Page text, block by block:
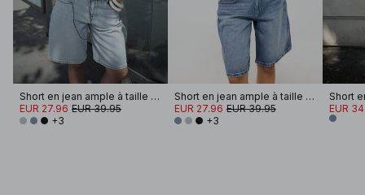
Short en jean ample à taille mi-haute
EUR 27.96 EUR 39.95
+3
Short en jean ample à taille mi-haute
EUR 27.96 EUR 39.95
+3
EUR